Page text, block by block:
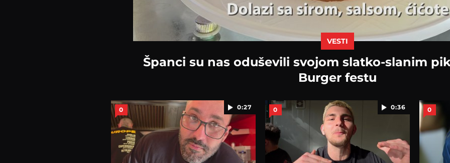
VESTI
Španci su nas oduševili svojom slatko-slanim
Burger festu
0:27
0 0:36
0 0